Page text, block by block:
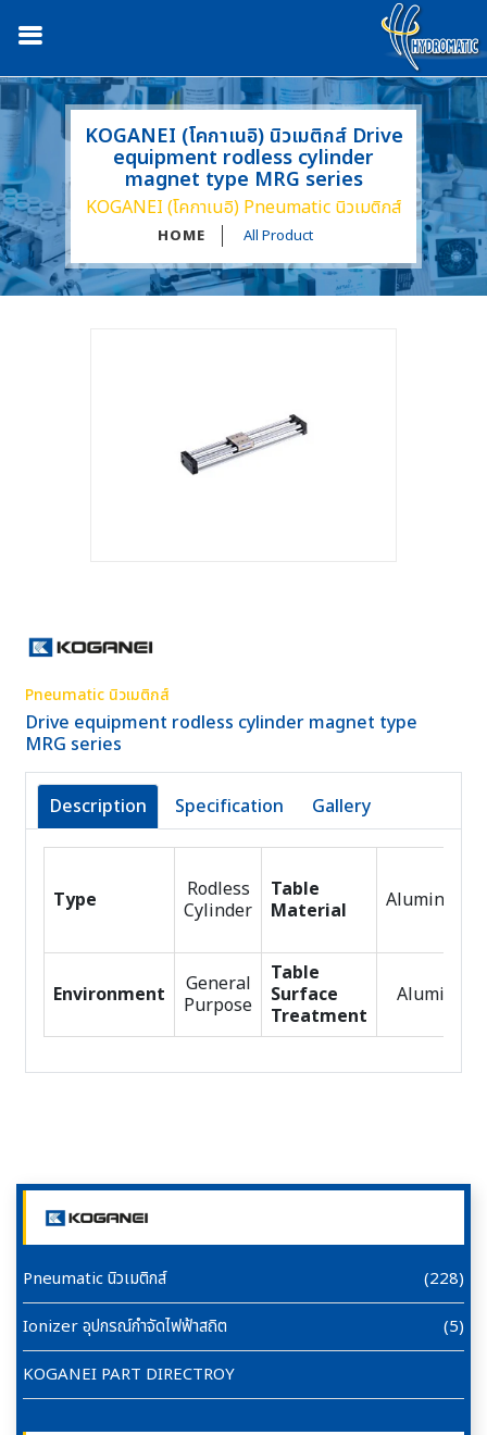
KOGANEI (โคกาเนอิ) นิวเมติกส์ Drive
equipment rodless cylinder
magnet type MRG series
KOGANEI (โคกาเนอิ) Pneumatic นิวเมติกส์
HOME All Product
Pneumatic นิวเมติกส์
(228)
Ionizer อุปกรณ์กำจัดไฟฟ้าสถิต
(5)
KOGANEI PART DIRECTROY
Pneumatic นิวเมติกส์
Drive equipment rodless cylinder magnet type
MRG series
Description Specification Gallery
Type
Rodless
Cylinder
Table
Material
Aluminum
Environment
General
Purpose
Table
Surface
Treatment
Alumite